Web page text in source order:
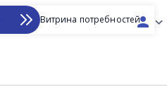
Витрина потребностей